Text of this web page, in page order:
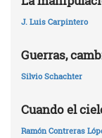
J. Luis Carpintero
Guerras,
Silvio Schachter
Cuando el
Ramón Contreras